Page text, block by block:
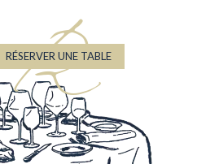
R
RÉSERVER UNE TABLE